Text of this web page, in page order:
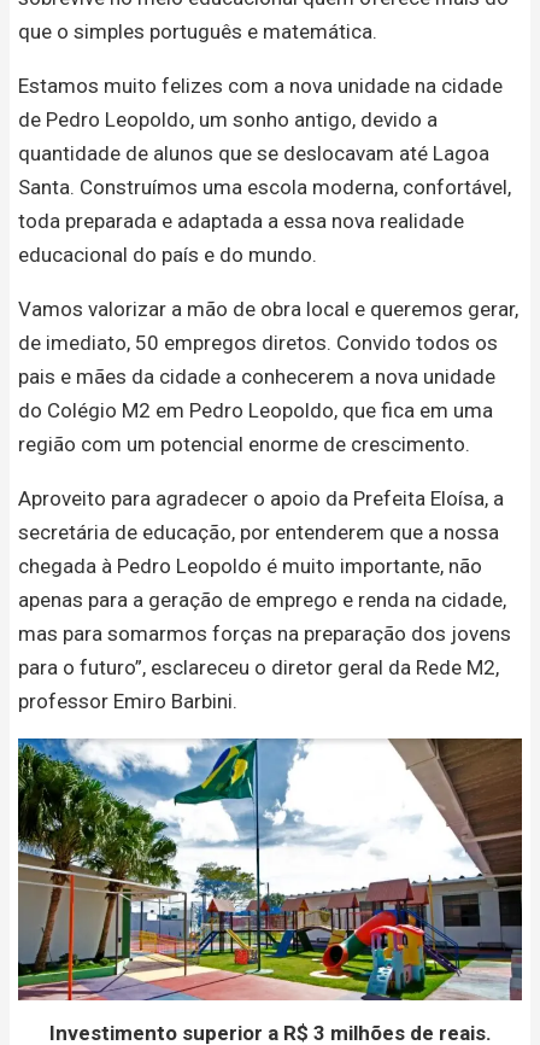
que o simples português e matemática.
Estamos muito felizes com a nova unidade na cidade
de Pedro Leopoldo, um sonho antigo, devido a
quantidade de alunos que se deslocavam até Lagoa
Santa. Construímos uma escola moderna, confortável,
toda preparada e adaptada a essa nova realidade
educacional do país e do mundo.
Vamos valorizar a mão de obra local e queremos gerar,
de imediato, 50 empregos diretos. Convido todos os
pais e mães da cidade a conhecerem a nova unidade
do Colégio M2 em Pedro Leopoldo, que fica em uma
região com um potencial enorme de crescimento.
Aproveito para agradecer o apoio da Prefeita Eloísa, a
secretária de educação, por entenderem que a nossa
chegada à Pedro Leopoldo é muito importante, não
apenas para a geração de emprego e renda na cidade,
mas para somarmos forças na preparação dos jovens
para o futuro”, esclareceu o diretor geral da Rede M2,
professor Emiro Barbini.
Investimento superior a R$ 3 milhões de reais.